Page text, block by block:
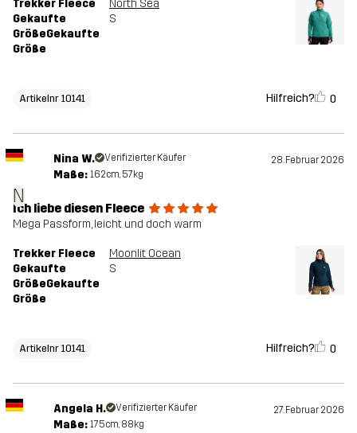
Trekker Fleece
North Sea
Gekaufte
GrößeGekaufte
Größe
S
Artikelnr 10141 Hilfreich? 0
N
Nina W. Verifizierter Käufer 28. Februar 2026
Maße: 162cm, 57kg
Ich liebe diesen Fleece
Mega Passform, leicht und doch warm
Trekker Fleece
Moonlit Ocean
Gekaufte
GrößeGekaufte
Größe
S
Artikelnr 10141 Hilfreich? 0
Angela H. Verifizierter Käufer 27. Februar 2026
Maße: 175cm, 88kg